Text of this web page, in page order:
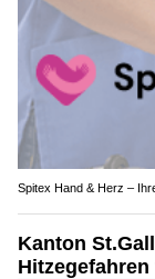
Spitex Hand & Herz –
Kanton